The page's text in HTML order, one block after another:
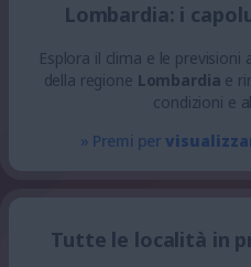
Lombardia: i
Esplora il clima e le
della regione Lombardia e
condizioni e
» Premi per
Tutte le località in